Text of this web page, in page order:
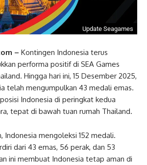
Update Seagames
– Kontingen Indonesia terus
performa positif di SEA Games
Hingga hari ini, 15 Desember 2025,
telah mengumpulkan 43 medali emas.
Indonesia di peringkat kedua
tepat di bawah tuan rumah Thailand.
Indonesia mengoleksi 152 medali.
dari 43 emas, 56 perak, dan 53
ini membuat Indonesia tetap aman di